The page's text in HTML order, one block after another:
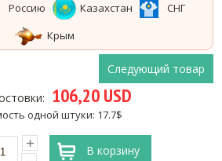
Россию Казахстан
СНГ
Крым
Следующий товар
106,20 USD
одной штуки: 17.7$
В корзину